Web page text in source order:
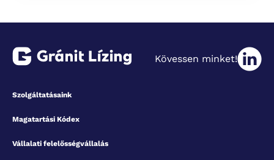
Kövessen minket!
Szolgáltatásaink
Magatartási Kódex
Vállalati felelősségvállalás